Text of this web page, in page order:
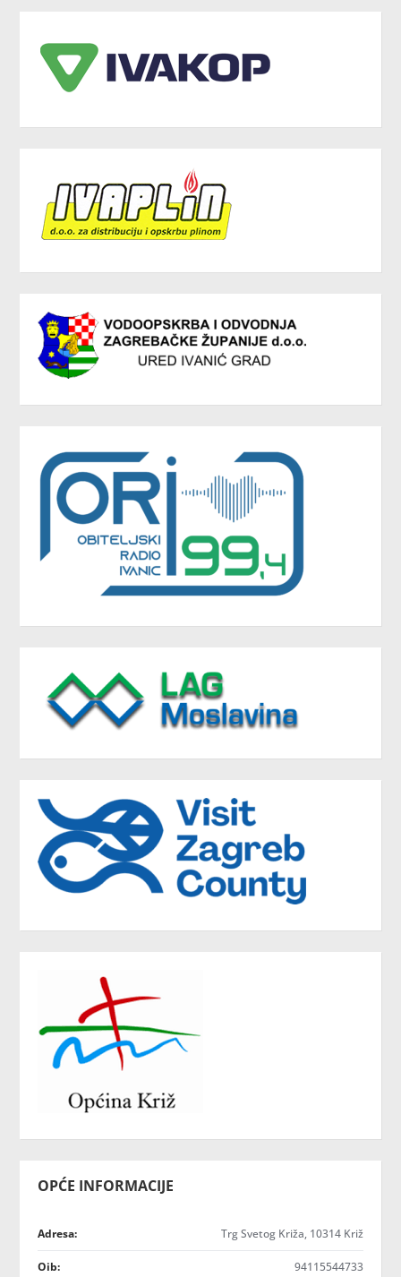
OPĆE INFORMACIJE
Adresa: Trg Svetog Križa, 10314 Križ
Oib: 94115544733